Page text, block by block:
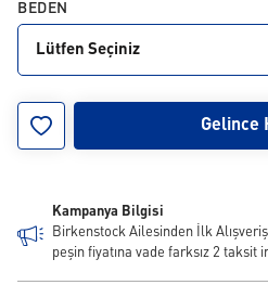
BEDEN
Lütfen Seçiniz
45 46
Gelince
Kampanya Bilgisi
Birkenstock Ailesinden İlk
peşin fiyatına vade farksız 2 taksit